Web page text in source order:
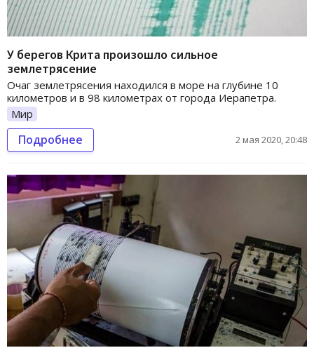
У берегов Крита произошло сильное
землетрясение
Очаг землетрясения находился в море на глубине 10
километров и в 98 километрах от города Иерапетра.
Мир
Подробнее 2 мая 2020, 20:48